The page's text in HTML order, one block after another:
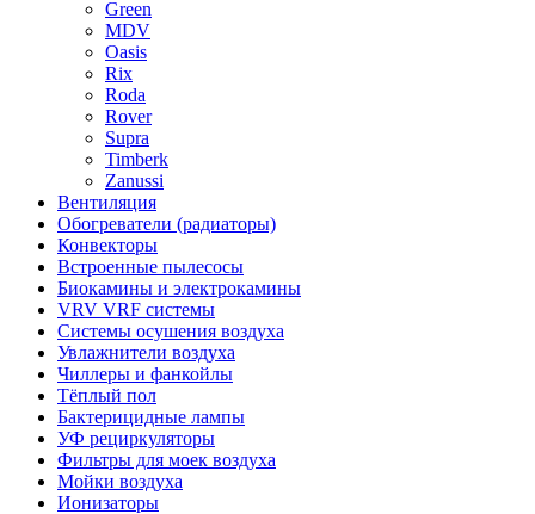
Green
MDV
Oasis
Rix
Roda
Rover
Supra
Timberk
Zanussi
Вентиляция
Обогреватели (радиаторы)
Конвекторы
Встроенные пылесосы
Биокамины и электрокамины
VRV VRF системы
Системы осушения воздуха
Увлажнители воздуха
Чиллеры и фанкойлы
Тёплый пол
Бактерицидные лампы
УФ рециркуляторы
Фильтры для моек воздуха
Мойки воздуха
Ионизаторы